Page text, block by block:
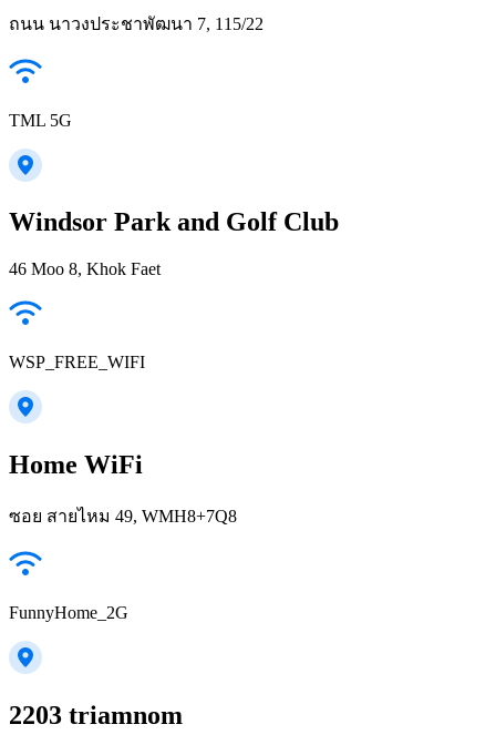
ถนน นาวงประชาพัฒนา 7, 115/22
TML 5G
Windsor Park and Golf Club
46 Moo 8, Khok Faet
WSP_FREE_WIFI
Home WiFi
ซอย สายไหม 49, WMH8+7Q8
FunnyHome_2G
2203 triamnom